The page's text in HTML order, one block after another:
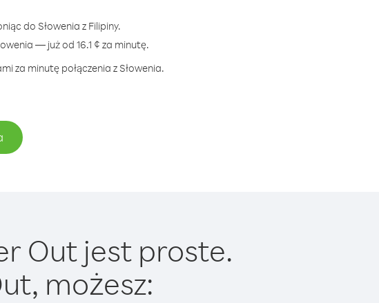
do Słowenia z Filipiny.
— już od 16.1 ¢ za minutę.
za minutę połączenia z Słowenia.
Out jest proste.
możesz: